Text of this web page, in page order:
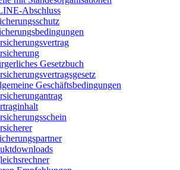
Abschluss
Gesetzbuch
Geschäftsbedingungen